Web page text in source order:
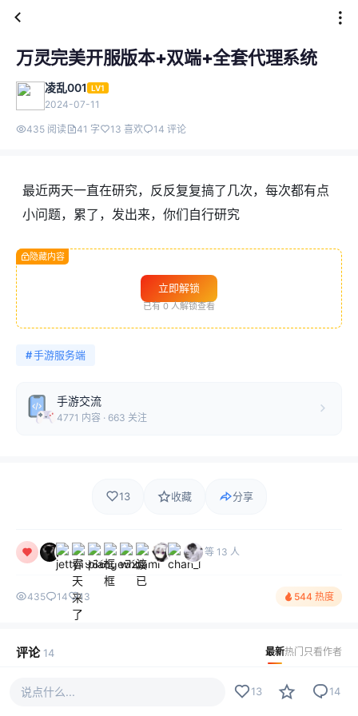
万灵完美开服版本+双端+全套代理系统
凌乱001 LV1
2024-07-11
435 阅读 41 字 13 喜欢 14 评论
最近两天一直在研究，反反复复搞了几次，每次都有点
小问题，累了，发出来，你们自行研究
隐藏内容
立即解锁
已有 0 人解锁查看
#手游服务端
手游交流
4771 内容 · 663 关注
13 收藏 分享
等 13 人
435 14 13 544 热度
评论 14 最新热门 只看作者
Paintedlove~
说点什么... 13 14